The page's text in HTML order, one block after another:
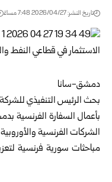
تاريخ النشر: 2026/04/27 7:48 مساءً
دمشق-سانا
بحث الرئيس التنفيذي
بأعمال السفارة الفرنسية
الشركات الفرنسية